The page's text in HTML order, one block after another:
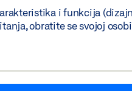
i funkcija
obratite se svojoj